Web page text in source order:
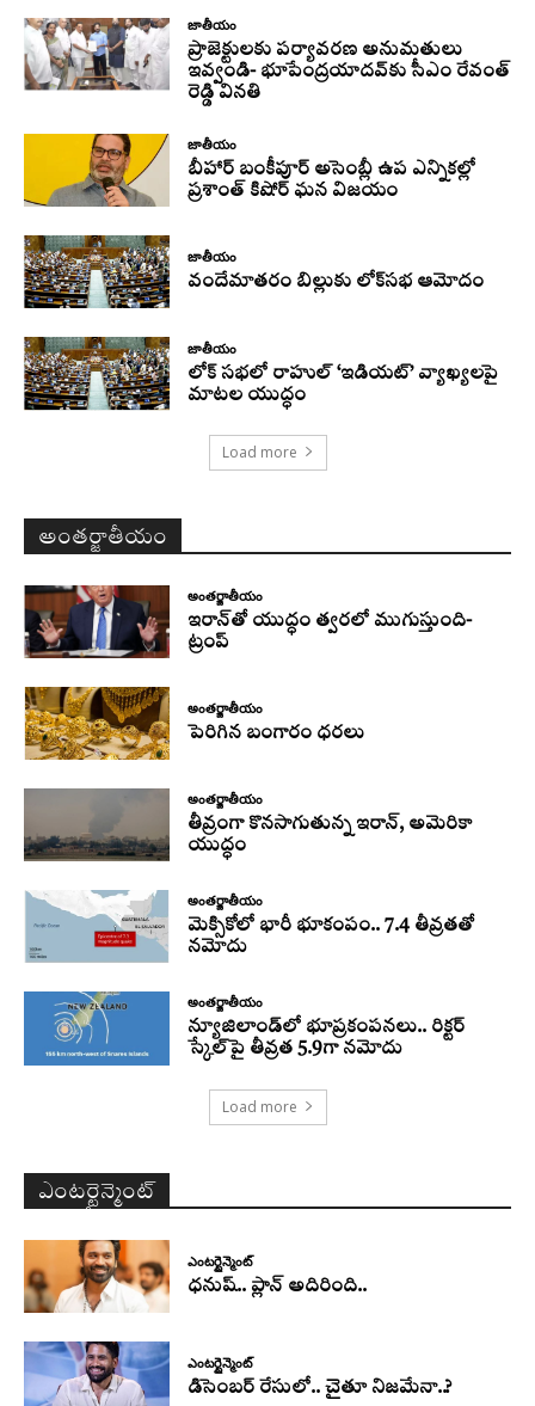
జాతీయం
ప్రాజెక్టులకు పర్యావరణ అనుమతులు
ఇవ్వండి- భూపేంద్రయాదవ్‌కు సీఎం రేవంత్‌
రెడ్డి వినతి
జాతీయం
బీహార్ బంకీపూర్ అసెంబ్లీ ఉప ఎన్నికల్లో
ప్రశాంత్ కిషోర్ ఘన విజయం
జాతీయం
వందేమాతరం బిల్లుకు లోక్‌సభ ఆమోదం
జాతీయం
లోక్ సభలో రాహుల్ ‘ఇడియట్’ వ్యాఖ్యలపై
మాటల యుద్ధం
Load more
అంతర్జాతీయం
అంతర్జాతీయం
ఇరాన్‌తో యుద్ధం త్వరలో ముగుస్తుంది-
ట్రంప్‌
అంతర్జాతీయం
పెరిగిన బంగారం ధరలు
అంతర్జాతీయం
తీవ్రంగా కొనసాగుతున్న ఇరాన్‌, అమెరికా
యుద్ధం
అంతర్జాతీయం
మెక్సికోలో భారీ భూకంపం.. 7.4 తీవ్రతతో
నమోదు
అంతర్జాతీయం
న్యూజిలాండ్‌లో భూప్రకంపనలు.. రిక్టర్‌
స్కేల్‌పై తీవ్రత 5.9గా నమోదు
Load more
ఎంటర్టైన్మెంట్
ఎంటర్టైన్మెంట్
ధనుష్‌.. ప్లాన్ అదిరింది..
ఎంటర్టైన్మెంట్
డిసెంబర్ రేసులో.. చైతూ నిజమేనా..?